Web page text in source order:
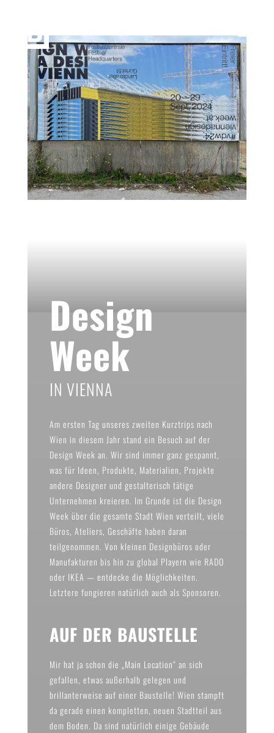
Design
Week
IN VIENNA
Am ersten Tag unseres zweiten Kurztrips nach
Wien in diesem Jahr stand ein Besuch auf der
Design Week an. Wir sind immer ganz gespannt,
was für Ideen, Produkte, Materialien, Projekte
andere Designer und gestalterisch tätige
Unternehmen kreieren. Im Grunde ist die Design
Week über die gesamte Stadt Wien verteilt, viele
Büros, Ateliers, Geschäfte haben daran
teilgenommen. Von kleinen Designbüros oder
Manufakturen bis hin zu global Playern wie RADO
oder IKEA — entdecke die Möglichkeiten.
Letztere fungieren natürlich auch als Sponsoren.
AUF DER BAUSTELLE
Mir hat ja schon die „Main Location“ an sich
gefallen, etwas außerhalb gelegen und
brillanterweise auf einer Baustelle! Wien stampft
da gerade einen kompletten, neuen Stadtteil aus
dem Boden. Da sind natürlich einige Gebäude